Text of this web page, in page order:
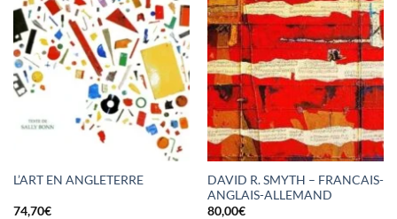
L’ART EN ANGLETERRE
74,70€
DAVID R. SMYTH – FRANCAIS-
ANGLAIS-ALLEMAND
80,00€